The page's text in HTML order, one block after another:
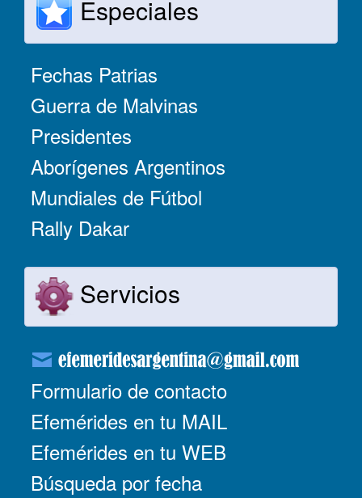
Especiales
Fechas Patrias
Guerra de Malvinas
Presidentes
Aborígenes Argentinos
Mundiales de Fútbol
Rally Dakar
Servicios
Formulario de contacto
Efemérides en tu MAIL
Efemérides en tu WEB
Búsqueda por fecha